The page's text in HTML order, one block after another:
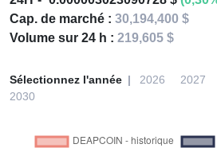
Cap. de marché : 30,194,400 $
Volume sur 24 h : 219,605 $
Sélectionnez l'année 2026 2027
2030